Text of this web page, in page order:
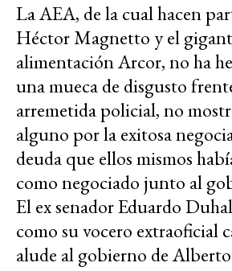
La AEA, de la cual hacen
Héctor Magnetto y el
alimentación Arcor, no ha
una mueca de disgusto
arremetida policial, no
alguno por la exitosa
deuda que ellos mismos
como negociado junto al
El ex senador Eduardo
como su vocero extraoficial
alude al gobierno de